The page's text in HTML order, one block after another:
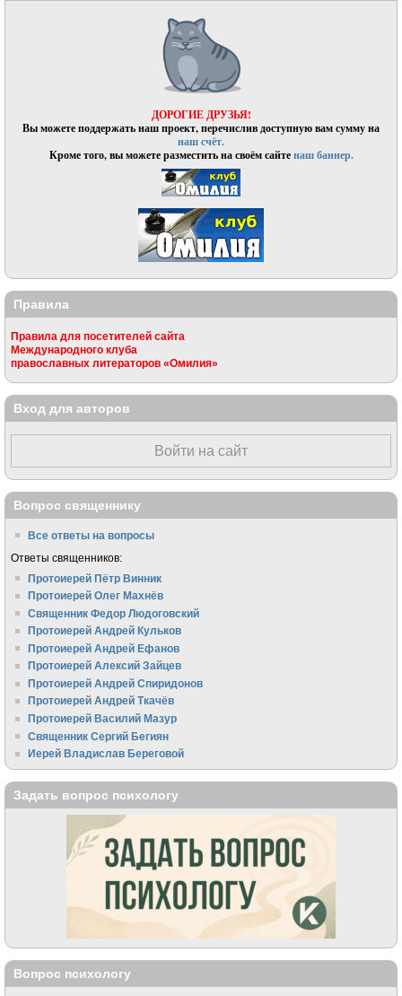
ДОРОГИЕ ДРУЗЬЯ!
Вы можете поддержать наш проект, перечислив доступную вам сумму на
наш счёт.
Кроме того, вы можете разместить на своём сайтенаш баннер.
Правила
Правила для посетителей сайта
Международного клуба
православных литераторов «Омилия»
Вход для авторов
Войти на сайт
Вопрос священнику
Все ответы на вопросы
Ответы священников:
Протоиерей Пётр Винник
Протоиерей Олег Махнёв
Священник Федор Людоговский
Протоиерей Андрей Кульков
Протоиерей Андрей Ефанов
Протоиерей Алексий Зайцев
Протоиерей Андрей Спиридонов
Протоиерей Андрей Ткачёв
Протоиерей Василий Мазур
Священник Сергий Бегиян
Иерей Владислав Береговой
Задать вопрос психологу
Вопрос психологу